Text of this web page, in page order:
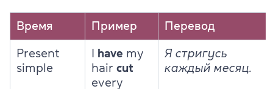
Время Пример Перевод
Present
simple
have my
hair cut
every
Я стригусь
каждый месяц.